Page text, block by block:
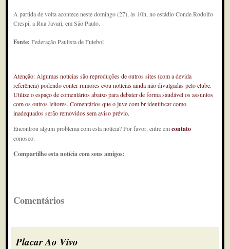
A partida de volta acontece neste domingo (27), às 10h, no estádio Conde Rodolfo
Crespi, a Rua Javari, em São Paulo.
Fonte:Federação Paulista de Futebol
Atenção: Algumas notícias são reproduções de outros sites (com a devida
referência) podendo conter rumores e/ou notícias ainda não divulgadas pelo clube.
Utilize o espaço de comentários abaixo para debater de forma saudável os assuntos
com os outros leitores. Comentários que o juve.com.br identificar como
inadequados serão removidos sem aviso prévio.
Encontrou algum problema com esta notícia? Por favor, entre emcontato
conosco.
Compartilhe esta notícia com seus amigos:
Comentários
Placar Ao Vivo